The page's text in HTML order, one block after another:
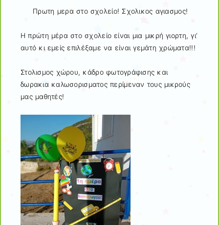
Πρωτη μερα στο σχολείο! Σχολικος αγιασμος!
Η πρώτη μέρα στο σχολείο είναι μια μικρή γιορτη, γι’
αυτό κι εμείς επιλέξαμε να είναι γεμάτη χρώματα!!!
Στολισμος χώρου, κάδρο φωτογράφισης και
δωρακια καλωσορισματος περίμεναν τους μικρούς
μας μαθητές!